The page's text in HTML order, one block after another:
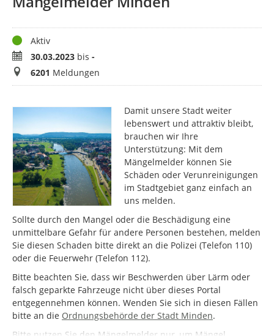
StatusAktiv
Zeitraum30.03.2023 bis -
Meldungen
6201 Meldungen
Damit unsere Stadt weiter
lebenswert und attraktiv bleibt,
brauchen wir Ihre
Unterstützung: Mit dem
Mängelmelder können Sie
Schäden oder Verunreinigungen
im Stadtgebiet ganz einfach an
uns melden.
Sollte durch den Mangel oder die Beschädigung eine
unmittelbare Gefahr für andere Personen bestehen, melden
Sie diesen Schaden bitte direkt an die Polizei (Telefon 110)
oder die Feuerwehr (Telefon 112).
Bitte beachten Sie, dass wir Beschwerden über Lärm oder
falsch geparkte Fahrzeuge nicht über dieses Portal
entgegennehmen können. Wenden Sie sich in diesen Fällen
bitte an die Ordnungsbehörde der Stadt Minden.